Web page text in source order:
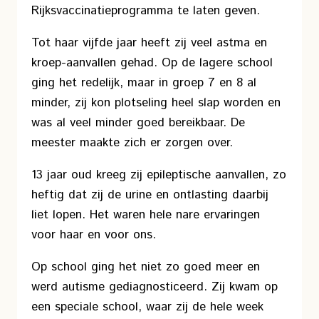
Rijksvaccinatieprogramma te laten geven.
Tot haar vijfde jaar heeft zij veel astma en
kroep-aanvallen gehad. Op de lagere school
ging het redelijk, maar in groep 7 en 8 al
minder, zij kon plotseling heel slap worden en
was al veel minder goed bereikbaar. De
meester maakte zich er zorgen over.
13 jaar oud kreeg zij epileptische aanvallen, zo
heftig dat zij de urine en ontlasting daarbij
liet lopen. Het waren hele nare ervaringen
voor haar en voor ons.
Op school ging het niet zo goed meer en
werd autisme gediagnosticeerd. Zij kwam op
een speciale school, waar zij de hele week